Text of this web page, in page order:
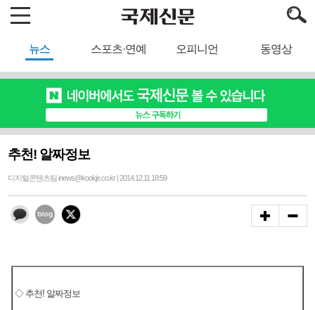
뉴스 스포츠·연예 오피니언 동영상
추천! 알짜정보
디지털콘텐츠팀 inews@kookje.co.kr | 2014.12.11 18:59
◇ 추천! 알짜정보